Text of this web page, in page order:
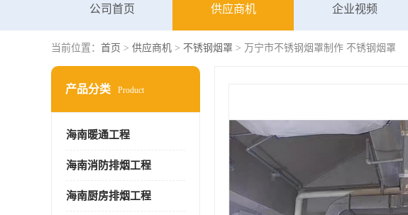
公司首页 供应商机 企业视频
当前位置： 首页 > 供应商机 > 不锈钢烟罩 > 万宁市不锈钢烟罩制作 不锈钢烟罩
产品分类 Product
海南暖通工程
海南消防排烟工程
海南厨房排烟工程